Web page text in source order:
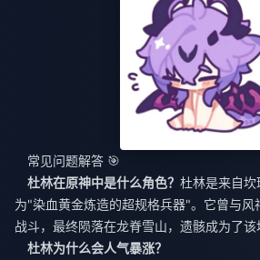
常见问题解答 🎯
杜林在原神中是什么角色？ 杜林是来自
为"染血黄金炼造的超规格兵器"。它曾与风
战斗，最终陨落在龙脊雪山，遗骸成为了该
杜林为什么会人气暴涨？